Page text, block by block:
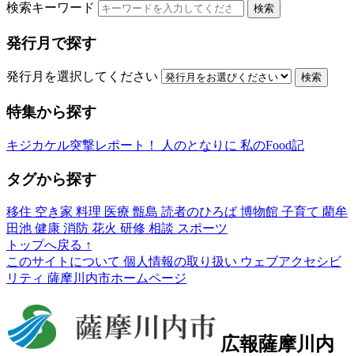
検索キーワード 検索
発行月で探す
発行月を選択してください 検索
特集から探す
キジカケル突撃レポート！ 人のとなりに 私のFood記
タグから探す
移住 空き家 料理 医療 甑島 読者のひろば 博物館 子育て 藺牟
田池 健康 消防 花火 研修 相談 スポーツ
トップへ戻る ↑
このサイトについて 個人情報の取り扱い ウェブアクセシビ
リティ 薩摩川内市ホームページ
広報薩摩川内